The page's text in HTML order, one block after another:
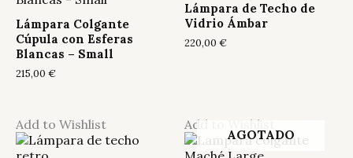
Lámpara Colgante
Cúpula con Esferas
Blancas – Small
215,00 €
Lámpara de Techo de
Vidrio Ámbar
220,00 €
Add to Wishlist Add to Wishlist
AGOTADO